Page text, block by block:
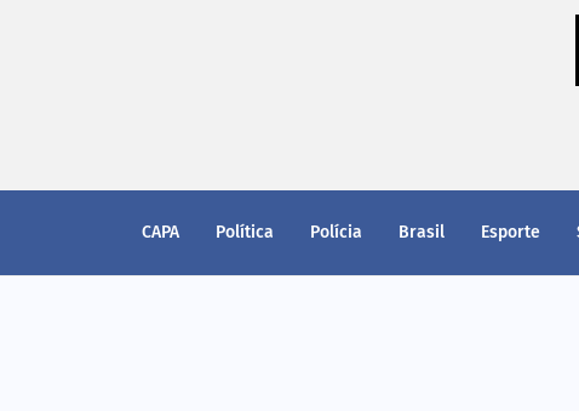
CAPA Política Polícia Brasil Esporte